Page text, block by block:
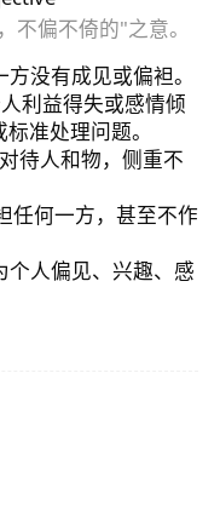
不偏不倚的"之意。
没有成见或偏袒。
利益得失或感情倾
准处理问题。
待人和物，侧重不
任何一方，甚至不作
人偏见、兴趣、感